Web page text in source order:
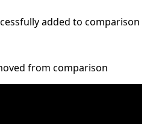
added to comparison
from comparison